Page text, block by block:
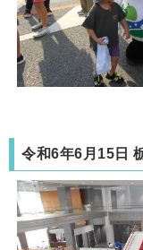
令和6年6月15日